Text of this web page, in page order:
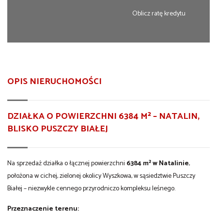
Oblicz ratę kredytu
OPIS NIERUCHOMOŚCI
DZIAŁKA O POWIERZCHNI 6384 M² – NATALIN,
BLISKO PUSZCZY BIAŁEJ
Na sprzedaż działka o łącznej powierzchni 6384 m² w Natalinie,
położona w cichej, zielonej okolicy Wyszkowa, w sąsiedztwie Puszczy
Białej – niezwykle cennego przyrodniczo kompleksu leśnego.
Przeznaczenie terenu: